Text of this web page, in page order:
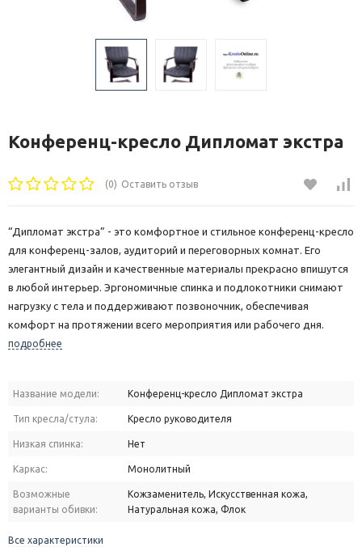
Конференц-кресло Дипломат экстра
(0) Оставить отзыв
“Дипломат экстра” - это комфортное и стильное конференц-кресло
для конференц-залов, аудиторий и переговорных комнат. Его
элегантный дизайн и качественные материалы прекрасно впишутся
в любой интерьер. Эргономичные спинка и подлокотники снимают
нагрузку с тела и поддерживают позвоночник, обеспечивая
комфорт на протяжении всего мероприятия или рабочего дня.
подробнее
Название модели: Конференц-кресло Дипломат экстра
Тип кресла/стула: Кресло руководителя
Низкая спинка: Нет
Каркас: Монолитный
Возможные
варианты обивки:
Кожзаменитель, Искусственная кожа,
Натуральная кожа, Флок
Все характеристики